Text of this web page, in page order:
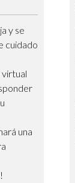
y se
cuidado
una